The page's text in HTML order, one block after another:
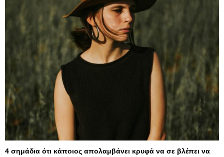
4 σημάδια ότι κάποιος απολαμβάνει κρυφά να σε βλέπει να